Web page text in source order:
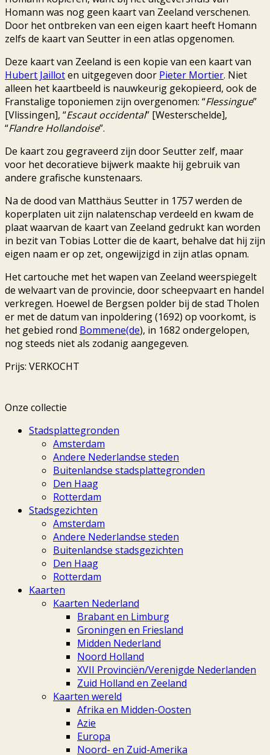
Homann was nog geen kaart van Zeeland verschenen.
Door het ontbreken van een eigen kaart heeft Homann
zelfs de kaart van Seutter in een atlas opgenomen.
Deze kaart van Zeeland is een kopie van een kaart van
Hubert Jailloten uitgegeven door Pieter Mortier. Niet
alleen het kaartbeeld is nauwkeurig gekopieerd, ook de
Franstalige toponiemen zijn overgenomen: “Flessingue”
[Vlissingen], “Escaut occidental” [Westerschelde],
“Flandre Hollandoise”.
De kaart zou gegraveerd zijn door Seutter zelf, maar
voor het decoratieve bijwerk maakte hij gebruik van
andere grafische kunstenaars.
Na de dood van Matthäus Seutter in 1757 werden de
koperplaten uit zijn nalatenschap verdeeld en kwam de
plaat waarvan de kaart van Zeeland gedrukt kan worden
in bezit van Tobias Lotter die de kaart, behalve dat hij zijn
eigen naam er op zet, ongewijzigd in zijn atlas opnam.
Het cartouche met het wapen van Zeeland weerspiegelt
de welvaart van de provincie, door scheepvaart en handel
verkregen. Hoewel de Bergsen polder bij de stad Tholen
er met de datum van inpoldering (1692) op voorkomt, is
het gebied rond Bommene(de), in 1682 ondergelopen,
nog steeds niet als zodanig aangegeven.
Prijs: VERKOCHT
Onze collectie
Stadsplattegronden
Amsterdam
Andere Nederlandse steden
Buitenlandse stadsplattegronden
Den Haag
Rotterdam
Stadsgezichten
Amsterdam
Andere Nederlandse steden
Buitenlandse stadsgezichten
Den Haag
Rotterdam
Kaarten
Kaarten Nederland
Brabant en Limburg
Groningen en Friesland
Midden Nederland
Noord Holland
XVII Provinciën/Verenigde Nederlanden
Zuid Holland en Zeeland
Kaarten wereld
Afrika en Midden-Oosten
Azie
Europa
Noord- en Zuid-Amerika